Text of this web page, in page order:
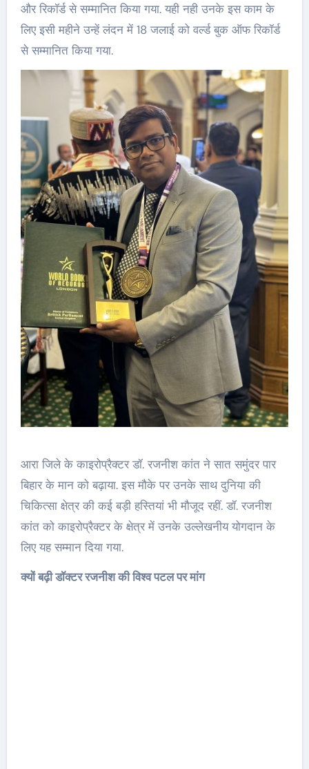
और रिकॉर्ड से सम्मानित किया गया. यही नही उनके इस काम के
लिए इसी महीने उन्हें लंदन में 18 जलाई को वर्ल्ड बुक ऑफ रिकॉर्ड
से सम्मानित किया गया.
आरा जिले के काइरोप्रैक्टर डॉ. रजनीश कांत ने सात समुंदर पार
बिहार के मान को बढ़ाया. इस मौके पर उनके साथ दुनिया की
चिकित्सा क्षेत्र की कई बड़ी हस्तियां भी मौजूद रहीं. डॉ. रजनीश
कांत को काइरोप्रैक्टर के क्षेत्र में उनके उल्लेखनीय योगदान के
लिए यह सम्मान दिया गया.
क्यों बढ़ी डॉक्टर रजनीश की विश्व पटल पर मांग